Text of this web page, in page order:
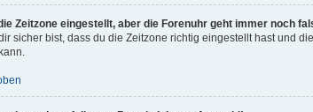
Zeitzone eingestellt, aber die Forenuhr geht immer noch
sicher bist, dass du die Zeitzone richtig eingestellt hast und